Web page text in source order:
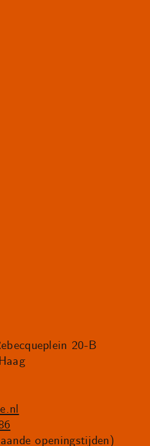
20-B
openingstijden)